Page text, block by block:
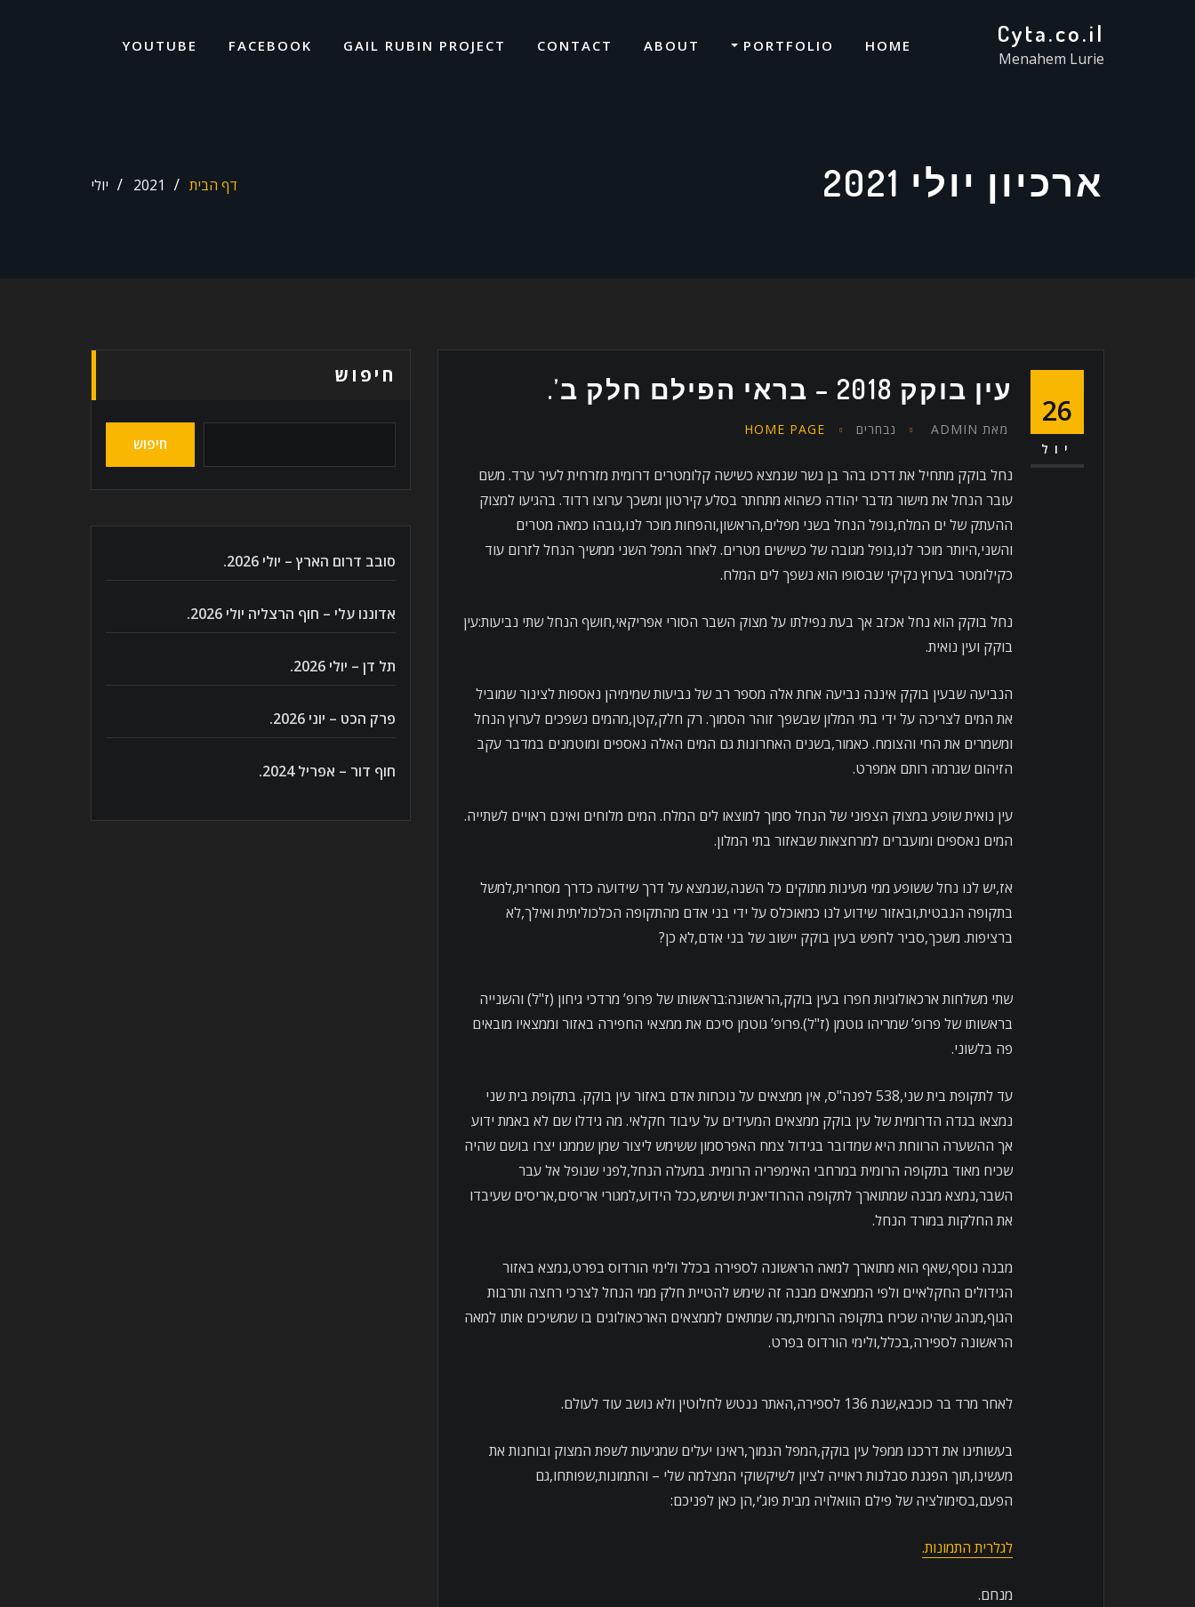
Cyta.co.il
Menahem Lurie
HOME
PORTFOLIO
ABOUT
CONTACT
GAIL RUBIN PROJECT
FACEBOOK
YOUTUBE
ארכיון יולי 2021 דף הבית 2021 יולי
26
יול
עין בוקק 2018 – בראי הפילם חלק ב’.
מאת ADMIN נבחרים HOME PAGE
נחל בוקק מתחיל את דרכו בהר בן נשר שנמצא כשישה קלומטרים דרומית מזרחית לעיר ערד. משם
עובר הנחל את מישור מדבר יהודה כשהוא מתחתר בסלע קירטון ומשכך ערוצו רדוד. בהגיעו למצוק
ההעתק של ים המלח,נופל הנחל בשני מפלים,הראשון,והפחות מוכר לנו,גובהו כמאה מטרים
והשני,היותר מוכר לנו,נופל מגובה של כשישים מטרים. לאחר המפל השני ממשיך הנחל לזרום עוד
כקילומטר בערוץ נקיקי שבסופו הוא נשפך לים המלח.
נחל בוקק הוא נחל אכזב אך בעת נפילתו על מצוק השבר הסורי אפריקאי,חושף הנחל שתי נביעות:עין
בוקק ועין נואית.
הנביעה שבעין בוקק איננה נביעה אחת אלה מספר רב של נביעות שמימיהן נאספות לצינור שמוביל
את המים לצריכה על ידי בתי המלון שבשפך זוהר הסמוך. רק חלק,קטן,מהמים נשפכים לערוץ הנחל
ומשמרים את החי והצומח. כאמור,בשנים האחרונות גם המים האלה נאספים ומוטמנים במדבר עקב
הזיהום שגרמה רותם אמפרט.
עין נואית שופע במצוק הצפוני של הנחל סמוך למוצאו לים המלח. המים מלוחים ואינם ראויים לשתייה.
המים נאספים ומועברים למרחצאות שבאזור בתי המלון.
אז,יש לנו נחל ששופע ממי מעינות מתוקים כל השנה,שנמצא על דרך שידועה כדרך מסחרית,למשל
בתקופה הנבטית,ובאזור שידוע לנו כמאוכלס על ידי בני אדם מהתקופה הכלכוליתית ואילך,לא
ברציפות. משכך,סביר לחפש בעין בוקק יישוב של בני אדם,לא כן?
שתי משלחות ארכאולוגיות חפרו בעין בוקק,הראשונה:בראשותו של פרופ’ מרדכי גיחון (ז"ל) והשנייה
בראשותו של פרופ’ שמריהו גוטמן (ז"ל).פרופ’ גוטמן סיכם את ממצאי החפירה באזור וממצאיו מובאים
פה בלשוני.
עד לתקופת בית שני,538 לפנה"ס, אין ממצאים על נוכחות אדם באזור עין בוקק. בתקופת בית שני
נמצאו בגדה הדרומית של עין בוקק ממצאים המעידים על עיבוד חקלאי. מה גידלו שם לא באמת ידוע
אך ההשערה הרווחת היא שמדובר בגידול צמח האפרסמון ששימש ליצור שמן שממנו יצרו בושם שהיה
שכיח מאוד בתקופה הרומית במרחבי האימפריה הרומית. במעלה הנחל,לפני שנופל אל עבר
השבר,נמצא מבנה שמתוארך לתקופה ההרודיאנית ושימש,ככל הידוע,למגורי אריסים,אריסים שעיבדו
את החלקות במורד הנחל.
מבנה נוסף,שאף הוא מתוארך למאה הראשונה לספירה בכלל ולימי הורדוס בפרט,נמצא באזור
הגידולים החקלאיים ולפי הממצאים מבנה זה שימש להטיית חלק ממי הנחל לצרכי רחצה ותרבות
הגוף,מנהג שהיה שכיח בתקופה הרומית,מה שמתאים לממצאים הארכאולוגים בו שמשיכים אותו למאה
הראשונה לספירה,בכלל,ולימי הורדוס בפרט.
לאחר מרד בר כוכבא,שנת 136 לספירה,האתר ננטש לחלוטין ולא נושב עוד לעולם.
בעשותינו את דרכנו ממפל עין בוקק,המפל הנמוך,ראינו יעלים שמגיעות לשפת המצוק ובוחנות את
מעשינו,תוך הפגנת סבלנות ראוייה לציון לשיקשוקי המצלמה שלי – והתמונות,שפותחו,גם
הפעם,בסימולציה של פילם הוואלויה מבית פוג’י,הן כאן לפניכם:
לגלרית התמונות.
מנחם.
חיפוש
חיפוש
סובב דרום הארץ – יולי 2026.
אדוננו עלי – חוף הרצליה יולי 2026.
תל דן – יולי 2026.
פרק הכט – יוני 2026.
חוף דור – אפריל 2024.